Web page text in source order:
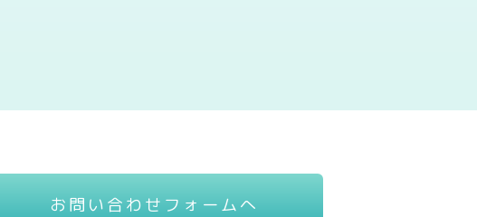
お問い合わせフォームへ